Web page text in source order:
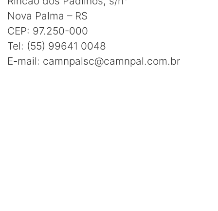
Nova Palma – RS
CEP: 97.250-000
Tel: (55) 99641 0048
E-mail: camnpalsc@camnpal.com.br